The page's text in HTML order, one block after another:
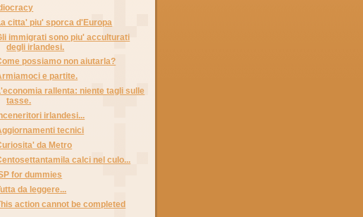
citta' piu' sporca d'Europa
immigrati sono piu' acculturati
degli irlandesi.
possiamo non aiutarla?
e partite.
rallenta: niente tagli sulle
tasse.
irlandesi...
tecnici
da Metro
calci nel culo...
for dummies
da leggere...
action cannot be completed